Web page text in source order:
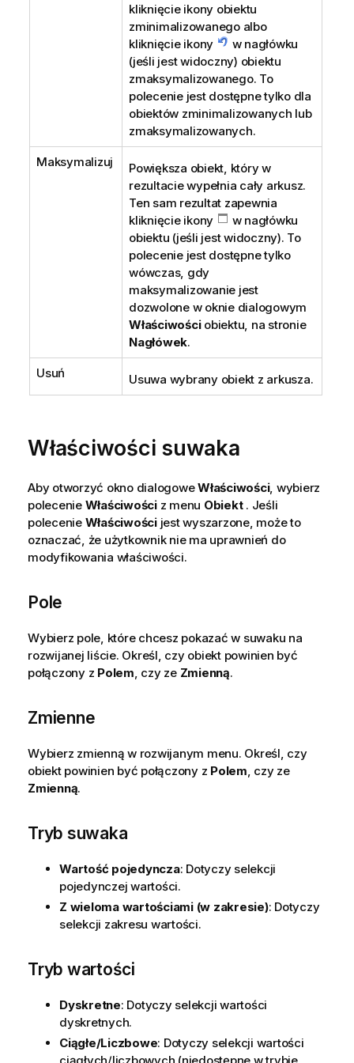
kliknięcie ikony obiektu
zminimalizowanego albo
kliknięcie ikony
w nagłówku
(jeśli jest widoczny) obiektu
zmaksymalizowanego. To
polecenie jest dostępne tylko dla
obiektów zminimalizowanych lub
zmaksymalizowanych.
Maksymalizuj
Powiększa obiekt, który w
rezultacie wypełnia cały arkusz.
Ten sam rezultat zapewnia
kliknięcie ikony
w nagłówku
obiektu (jeśli jest widoczny). To
polecenie jest dostępne tylko
wówczas, gdy
maksymalizowanie jest
dozwolone w oknie dialogowym
Właściwościobiektu, na stronie
Nagłówek.
Usuń Usuwa wybrany obiekt z arkusza.
Właściwości suwaka
Aby otworzyć okno dialogoweWłaściwości, wybierz
polecenie Właściwościz menu Obiekt. Jeśli
polecenie Właściwościjest wyszarzone, może to
oznaczać, że użytkownik nie ma uprawnień do
modyfikowania właściwości.
Pole
Wybierz pole, które chcesz pokazać w suwaku na
rozwijanej liście. Określ, czy obiekt powinien być
połączony z Polem, czy ze Zmienną.
Zmienne
Wybierz zmienną w rozwijanym menu. Określ, czy
obiekt powinien być połączony z Polem, czy ze
Zmienną.
Tryb suwaka
Wartość pojedyncza: Dotyczy selekcji
pojedynczej wartości.
Z wieloma wartościami (w zakresie): Dotyczy
selekcji zakresu wartości.
Tryb wartości
Dyskretne: Dotyczy selekcji wartości
dyskretnych.
Ciągłe/Liczbowe: Dotyczy selekcji wartości